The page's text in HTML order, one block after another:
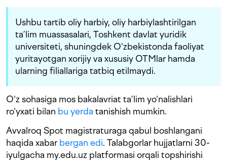
Ushbu tartib oliy harbiy, oliy harbiylashtirilgan
ta’lim muassasalari, Toshkent davlat yuridik
universiteti, shuningdek O‘zbekistonda faoliyat
yuritayotgan xorijiy va xususiy OTMlar hamda
ularning filiallariga tatbiq etilmaydi.
O‘z sohasiga mos bakalavriat ta’lim yo‘nalishlari
ro‘yxati bilan bu yerda tanishish mumkin.
Avvalroq Spot magistraturaga qabul boshlangani
haqida xabarbergan edi. Talabgorlar hujjatlarni 30-
iyulgacha my.edu.uz platformasi orqali topshirishi